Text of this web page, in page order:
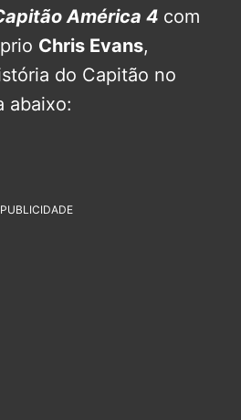
América 4 com
Chris Evans,
do Capitão no
abaixo:
PUBLICIDADE